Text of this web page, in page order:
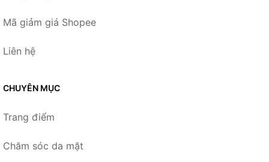
Mã giảm giá Shopee
Liên hệ
CHUYÊN MỤC
Trang điểm
Chăm sóc da mặt